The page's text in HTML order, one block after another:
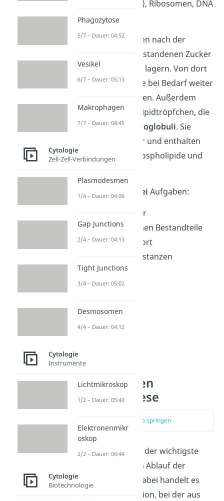
(Stromathylakoide), Ribosomen, DNA
undStärkekörner
Letztere können den nach der
Photosynthese entstandenen Zucker
in Form von Stärke lagern. Von dort
aus kann die Stärke bei Bedarf weiter
transportiert werden. Außerdem
liegen im Stroma Lipidtröpfchen, die
sogenanntenPlastoglobuli. Sie
dienen als Speicher und enthalten
unter anderem Phospholipide und
Das Stroma hat
drei Aufgaben:
Einlagerung der
unterschiedlichen Bestandteile
Molekültransport
Abbau von Substanzen
Chloroplasten
Photosynthese
zum Video springen
Der Chloroplast ist der wichtigste
Bestandteil für den Ablauf der
Photosynthese
. Dabei handelt es
sich um eine Reaktion, bei der aus
Phagozytose
5/7 – Dauer: 04:52
Vesikel
6/7 – Dauer: 05:13
Makrophagen
7/7 – Dauer: 04:45
Cytologie
Zell-Zell-Verbindungen
Plasmodesmen
1/4 – Dauer: 04:06
Gap Junctions
2/4 – Dauer: 04:13
Tight Junctions
3/4 – Dauer: 05:02
Desmosomen
4/4 – Dauer: 04:12
Cytologie
Instrumente
Lichtmikroskop
1/2 – Dauer: 05:40
Elektronenmikr
oskop
2/2 – Dauer: 06:44
Cytologie
Biotechnologie